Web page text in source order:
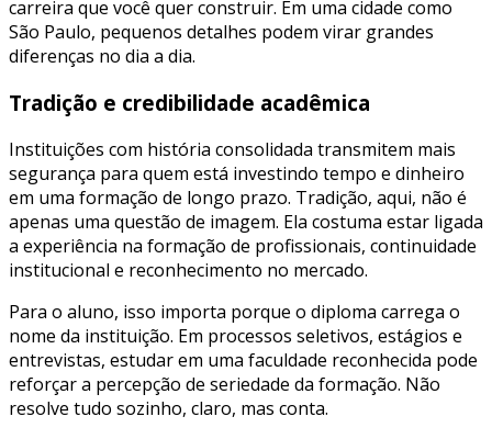
carreira que você quer construir. Em uma cidade como
São Paulo, pequenos detalhes podem virar grandes
diferenças no dia a dia.
Tradição e credibilidade acadêmica
Instituições com história consolidada transmitem mais
segurança para quem está investindo tempo e dinheiro
em uma formação de longo prazo. Tradição, aqui, não é
apenas uma questão de imagem. Ela costuma estar ligada
a experiência na formação de profissionais, continuidade
institucional e reconhecimento no mercado.
Para o aluno, isso importa porque o diploma carrega o
nome da instituição. Em processos seletivos, estágios e
entrevistas, estudar em uma faculdade reconhecida pode
reforçar a percepção de seriedade da formação. Não
resolve tudo sozinho, claro, mas conta.